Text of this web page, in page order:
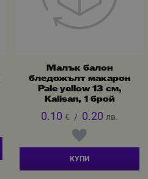
Малък балон
бледожълт макарон
Pale yellow 13 см,
Kalisan, 1 брой
0.10 € / 0.20 лв.
КУПИ